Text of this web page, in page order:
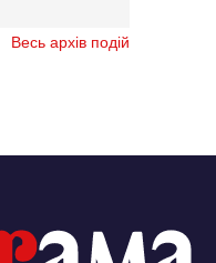
Весь архів подій